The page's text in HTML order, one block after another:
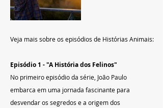
Veja mais sobre os episódios de Histórias Animais:
Episódio 1 - "A História dos Felinos"
No primeiro episódio da série, João Paulo
embarca em uma jornada fascinante para
desvendar os segredos e a origem dos